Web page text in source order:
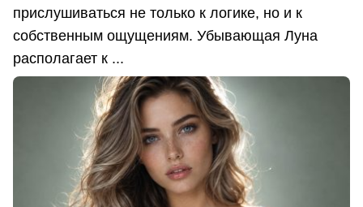
прислушиваться не только к логике, но и к
собственным ощущениям. Убывающая Луна
располагает к ...